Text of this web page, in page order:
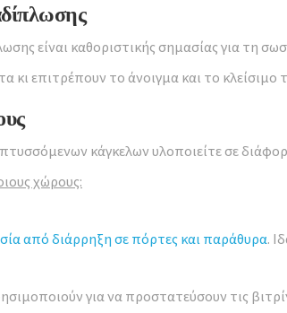
είναι καθοριστικής σημασίας για τη
κι επιτρέπουν το άνοιγμα και το
κάγκελων υλοποιείτε σε
χώρους:
από διάρρηξη σε πόρτες και παράθυρα.
για να προστατεύσουν τις